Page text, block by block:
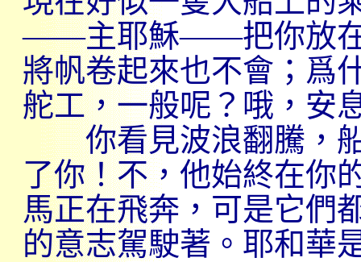
——主耶穌——把你放在
將帆卷起來也不會；爲
舵工，一般呢？哦，安
你看見波浪翻騰，船
了你！不，他始終在你
馬正在飛奔，可是它們
的意志駕駛著。耶和華